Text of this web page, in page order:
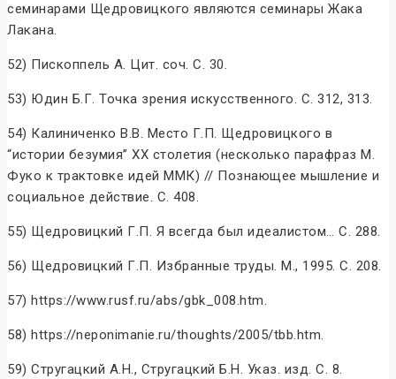
семинарами Щедровицкого являются семинары Жака
Лакана.
52) Пископпель А. Цит. соч. С. 30.
53) Юдин Б.Г. Точка зрения искусственного. С. 312, 313.
54) Калиниченко В.В. Место Г.П. Щедровицкого в
“истории безумия” ХХ столетия (несколько парафраз М.
Фуко к трактовке идей ММК) // Познающее мышление и
социальное действие. С. 408.
55) Щедровицкий Г.П. Я всегда был идеалистом… С. 288.
56) Щедровицкий Г.П. Избранные труды. М., 1995. С. 208.
57) https://www.rusf.ru/abs/gbk_008.htm.
58) https://neponimanie.ru/thoughts/2005/tbb.htm.
59) Стругацкий А.Н., Стругацкий Б.Н. Указ. изд. С. 8.